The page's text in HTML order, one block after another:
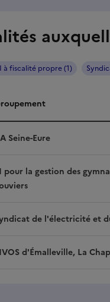
à fiscalité propre (1)
Seine-Eure
pour la gestion des
de l'électricité et
d'Émalleville, La